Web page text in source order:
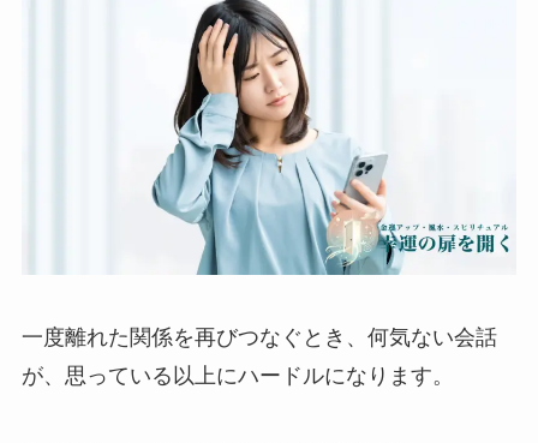
一度離れた関係を再びつなぐとき、何気ない会話
が、思っている以上にハードルになります。